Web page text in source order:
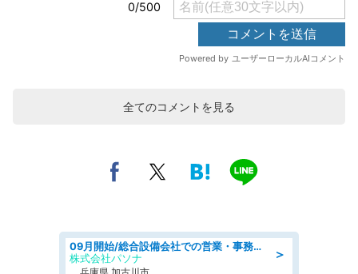
全てのコメントを見る
＞
09月開始/総合設備会社での営業・事務のお仕事/車通勤可/賞与あり/営業/営業事務
株式会社パソナ